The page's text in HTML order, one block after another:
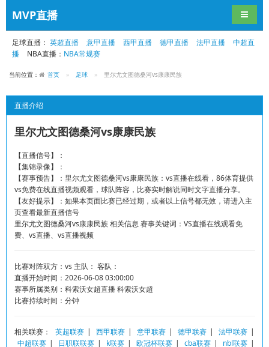
MVP直播 导航切
足球直播： 英超直播 意甲直播 西甲直播 德甲直播 法甲直播
中超直
播
NBA直播： NBA常规赛
当前位置： 首页 足球 里尔尤文图德桑河vs康康民族
直播介绍
里尔尤文图德桑河vs康康民族
【直播信号】：
【集锦录像】：
【赛事预告】：里尔尤文图德桑河vs康康民族：vs直播在线看，86体育提供
vs免费在线直播视频观看，球队阵容，比赛实时解说同时文字直播分享。
【友好提示】：如果本页面比赛已经过期，或者以上信号都无效，请进入主
页查看最新直播信号
里尔尤文图德桑河vs康康民族 相关信息 赛事关键词：VS直播在线观看免
费、vs直播、vs直播视频
比赛对阵双方：vs 主队： 客队：
直播开始时间：2026-06-08 03:00:00
赛事所属类别：科索沃女超直播 科索沃女超
比赛持续时间：分钟
相关联赛： 英超联赛 | 西甲联赛 | 意甲联赛 | 德甲联赛 | 法甲联赛 |
中超联赛 | 日职联联赛 | k联赛 | 欧冠杯联赛 | cba联赛 | nbl联赛 |